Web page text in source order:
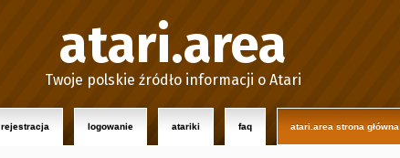
atari.area
Twoje polskie źródło informacji o Atari
rejestracja logowanie atariki faq atari.area strona główna